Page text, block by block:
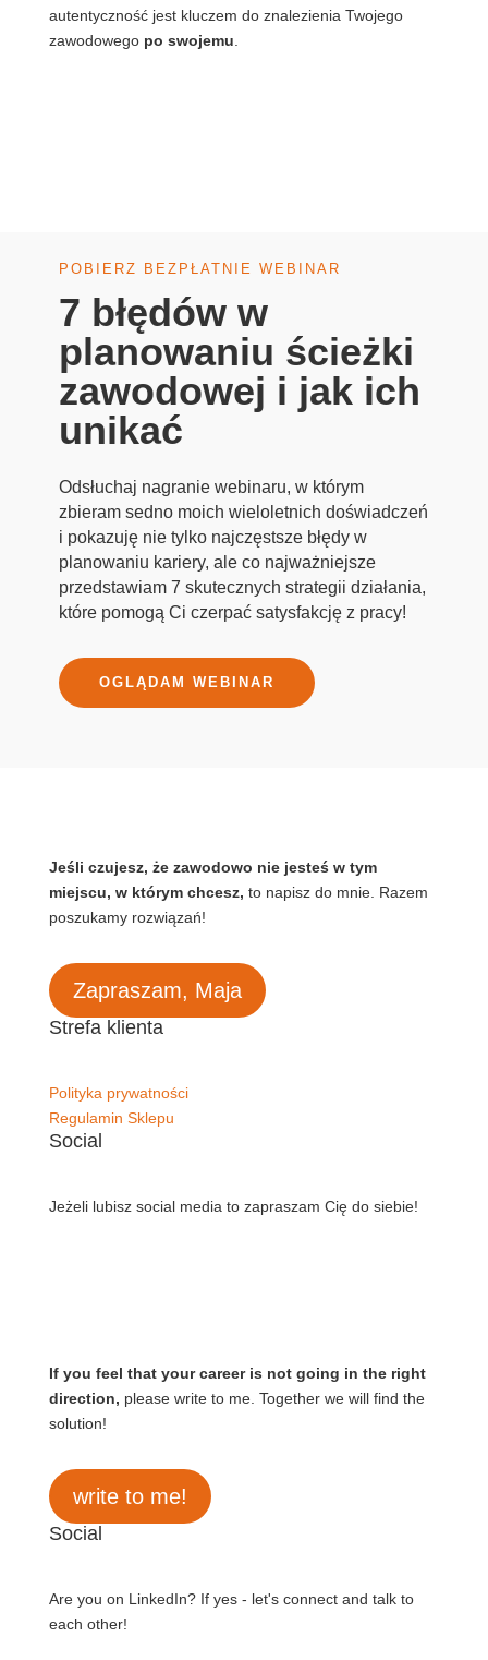
autentyczność jest kluczem do znalezienia Twojego
zawodowego po swojemu
POBIERZ BEZPŁATNIE WEBINAR
7 błędów w
planowaniu ścieżki
zawodowej i jak ich
unikać
Odsłuchaj nagranie webinaru, w którym
zbieram sedno moich wieloletnich doświadczeń
i pokazuję nie tylko najczęstsze błędy w
planowaniu kariery, ale co najważniejsze
przedstawiam 7 skutecznych strategii działania,
które pomogą Ci czerpać satysfakcję z pracy!
OGLĄDAM WEBINAR
Jeśli czujesz, że zawodowo nie jesteś w tym
miejscu, w którym chcesz, to napisz do mnie. Razem
poszukamy rozwiązań!
Zapraszam, Maja
Strefa klienta
Polityka prywatności
Regulamin Sklepu
Social
Jeżeli lubisz social media to zapraszam Cię do siebie!
If you feel that your career is not going in the right
direction, please write to me. Together we will find the
solution!
write to me!
Social
Are you on LinkedIn? If yes - let's connect and talk to
each other!